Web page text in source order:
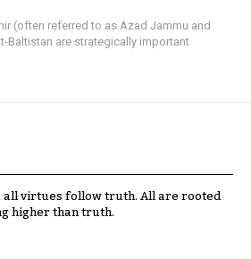
(often referred to as Azad Jammu and
Baltistan are strategically important
virtues follow truth. All are rooted
higher than truth.